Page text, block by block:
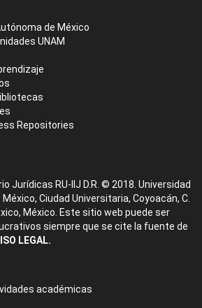
de México
UNAM
Repositories
Jurídicas RU-IIJ D.R. © 2018. Universidad
Ciudad Universitaria, Coyoacán, C.
México. Este sitio web puede ser
siempre que se cite la fuente de
LEGAL.
académicas